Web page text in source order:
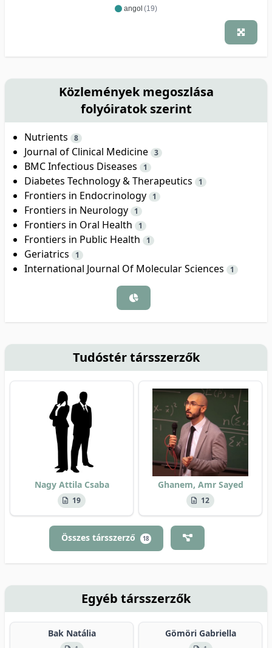
angol (19)
Közlemények megoszlása
folyóiratok szerint
Nutrients 8
Journal of Clinical Medicine 3
BMC Infectious Diseases 1
Diabetes Technology & Therapeutics 1
Frontiers in Endocrinology 1
Frontiers in Neurology 1
Frontiers in Oral Health 1
Frontiers in Public Health 1
Geriatrics 1
International Journal Of Molecular Sciences 1
Tudóstér társszerzők
Nagy Attila Csaba
19
Ghanem, Amr Sayed
12
Összes társszerző 18
Egyéb társszerzők
Bak Natália Gömöri Gabriella